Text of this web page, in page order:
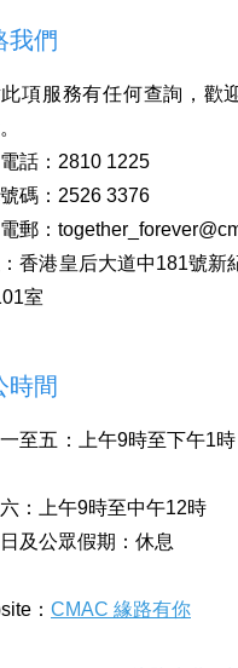
我們
項服務有任何查詢，歡
話：2810 1225
碼：2526 3376
郵：
香港皇后⼤道中181號新
室
時間
⾄五：上午9時⾄下午1
：上午9時⾄中午12時
及公眾假期：休息
： CMAC 緣路有你